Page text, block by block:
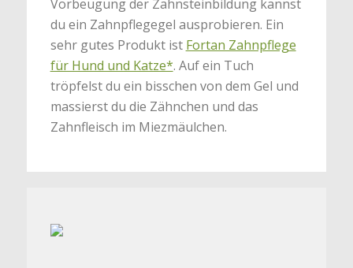
Vorbeugung der Zahnsteinbildung kannst
du ein Zahnpflegegel ausprobieren. Ein
sehr gutes Produkt ist Fortan Zahnpflege
für Hund und Katze*. Auf ein Tuch
tröpfelst du ein bisschen von dem Gel und
massierst du die Zähnchen und das
Zahnfleisch im Miezmäulchen.